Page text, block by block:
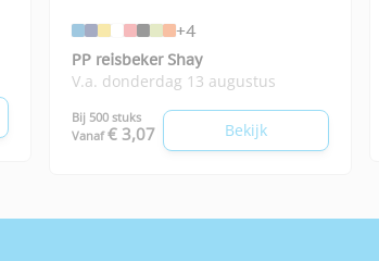
+4
PP reisbeker Shay
V.a. donderdag 13 augustus
Bij 500 stuks
Vanaf € 3,07 Bekijk